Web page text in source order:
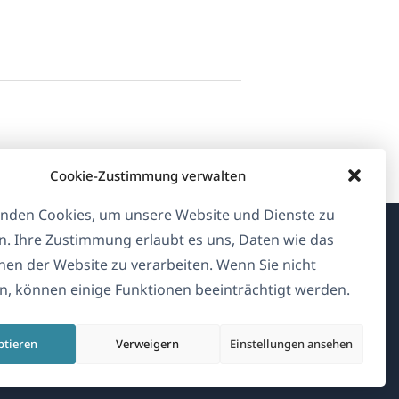
Cookie-Zustimmung verwalten
Cookies, um unsere Website und Dienste zu
Ihre Zustimmung erlaubt es uns, Daten wie das
der Website zu verarbeiten. Wenn Sie nicht
können einige Funktionen beeinträchtigt werden.
Verweigern Einstellungen ansehen
Über WPML
DSGVO & Datenschutzrichtlinie
Unserem Team beitreten
in
in
in
in